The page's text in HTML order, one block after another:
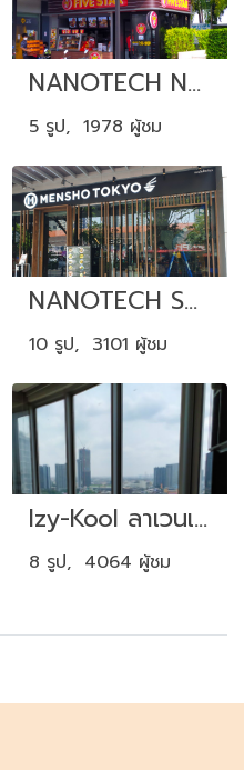
NANOTECH NCI20
5 รูป, 1978 ผู้ชม
NANOTECH Super+ SP70
10 รูป, 3101 ผู้ชม
Izy-Kool ลาเวนเดอร์บลู35 (LBU35)
8 รูป, 4064 ผู้ชม